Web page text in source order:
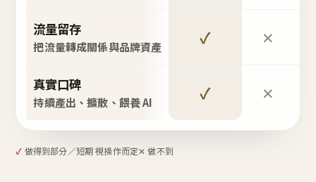
流量留存
把流量轉成關係與品牌資產 ✓ ✕
真實口碑
持續產出、擴散、餵養 AI ✓ ✕
✓ 做得到部分／短期 視操作而定✕ 做不到